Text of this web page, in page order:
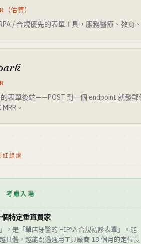
估算）
/ 合規優先的表單工具，服務醫療、教
表單後端——POST 到一個 endpoint 就發
。
綠燈
考慮入場
特定垂直買家
，是「單店牙醫的 HIPAA 合規初診表單」。能
具體，越能跳過通用工具廠商 18 個月的定位長